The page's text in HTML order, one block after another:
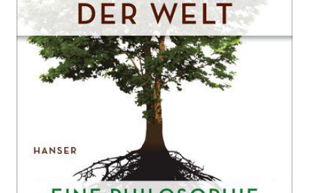
Eine Philosophie der Pflanzen
Emanuele Coccia,Elsbeth Ranke
192 Seiten
ISBN: 978-3-